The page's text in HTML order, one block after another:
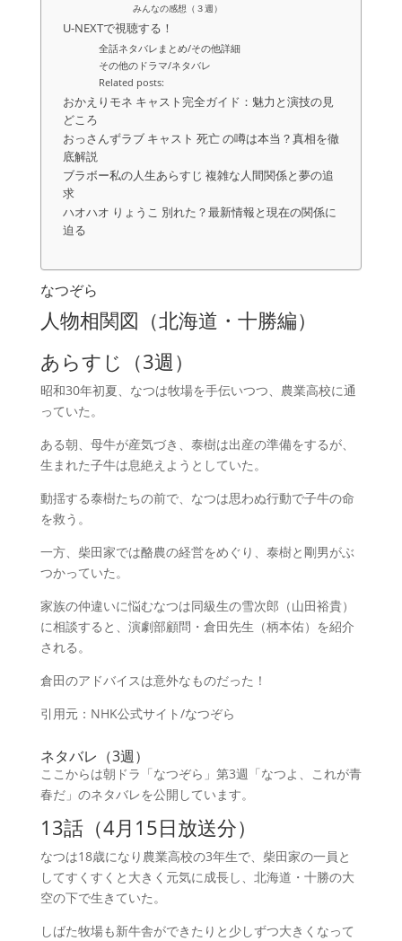
みんなの感想（３週）
U-NEXTで視聴する！
全話ネタバレまとめ/その他詳細
その他のドラマ/ネタバレ
Related posts:
おかえりモネ キャスト完全ガイド：魅力と演技の見
どころ
おっさんずラブ キャスト 死亡 の噂は本当？真相を徹
底解説
ブラボー私の人生あらすじ 複雑な人間関係と夢の追
求
ハオハオ りょうこ 別れた？最新情報と現在の関係に
迫る
なつぞら
人物相関図（北海道・十勝編）
あらすじ（3週）
昭和30年初夏、なつは牧場を手伝いつつ、農業高校に通
っていた。
ある朝、母牛が産気づき、泰樹は出産の準備をするが、
生まれた子牛は息絶えようとしていた。
動揺する泰樹たちの前で、なつは思わぬ行動で子牛の命
を救う。
一方、柴田家では酪農の経営をめぐり、泰樹と剛男がぶ
つかっていた。
家族の仲違いに悩むなつは同級生の雪次郎（山田裕貴）
に相談すると、演劇部顧問・倉田先生（柄本佑）を紹介
される。
倉田のアドバイスは意外なものだった！
引用元：NHK公式サイト/なつぞら
ネタバレ（3週）
ここからは朝ドラ「なつぞら」第3週「なつよ、これが青
春だ」のネタバレを公開しています。
13話（4月15日放送分）
なつは18歳になり農業高校の3年生で、柴田家の一員と
してすくすくと大きく元気に成長し、北海道・十勝の大
空の下で生きていた。
しばた牧場も新牛舎ができたりと少しずつ大きくなって